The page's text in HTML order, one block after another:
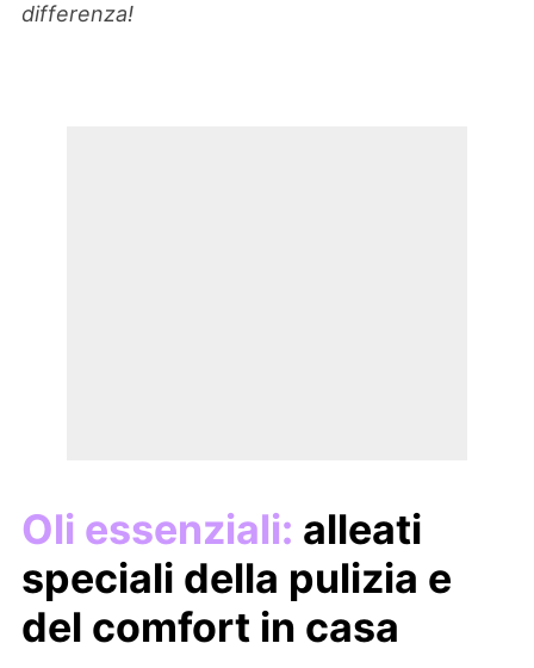
differenza!
Oli essenziali: alleati
speciali della pulizia e
del comfort in casa